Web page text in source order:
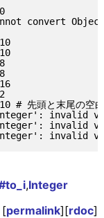
convert
頭と末尾の空白
invalid
invalid
,Integer
[permalink][rdoc]